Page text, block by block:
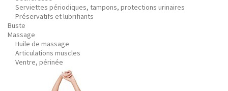
Serviettes périodiques, tampons, protections urinaires
Préservatifs et lubrifiants
Buste
Massage
Huile de massage
Articulations muscles
Ventre, périnée